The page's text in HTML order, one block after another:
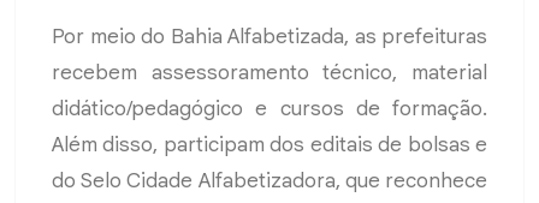
Por meio do Bahia Alfabetizada, as prefeituras
recebem assessoramento técnico, material
didático/pedagógico e cursos de formação.
Além disso, participam dos editais de bolsas e
do Selo Cidade Alfabetizadora, que reconhece